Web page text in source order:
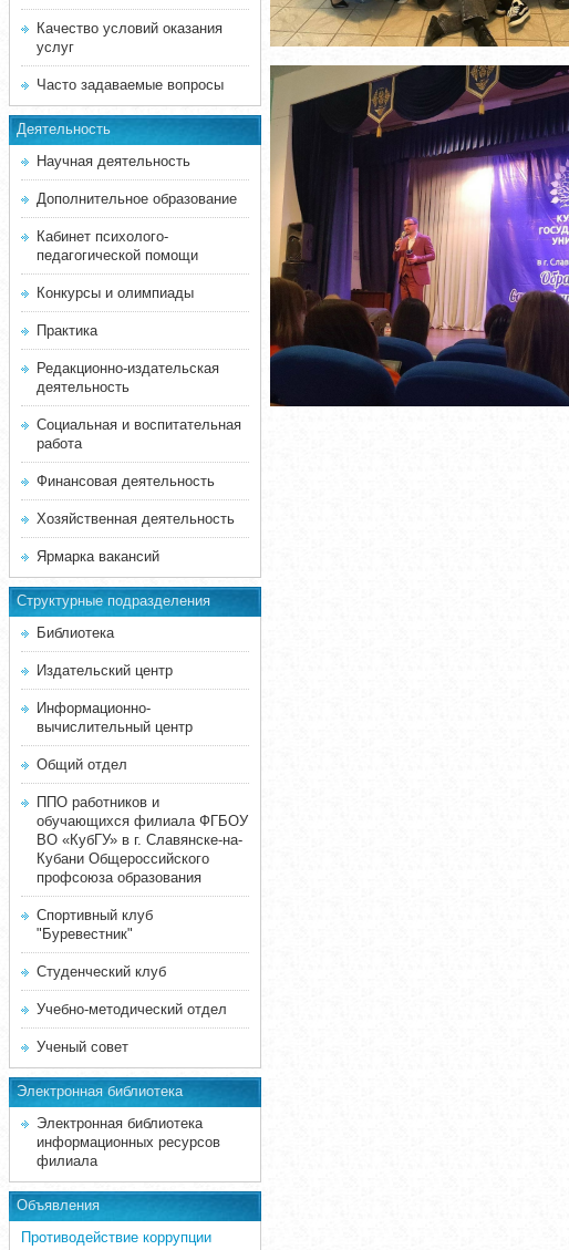
Качество условий оказания
услуг
Часто задаваемые вопросы
Деятельность
Научная деятельность
Дополнительное образование
Кабинет психолого-
педагогической помощи
Конкурсы и олимпиады
Практика
Редакционно-издательская
деятельность
Социальная и воспитательная
работа
Финансовая деятельность
Хозяйственная деятельность
Ярмарка вакансий
Структурные подразделения
Библиотека
Издательский центр
Информационно-
вычислительный центр
Общий отдел
ППО работников и
обучающихся филиала ФГБОУ
ВО «КубГУ» в г. Славянске-на-
Кубани Общероссийского
профсоюза образования
Спортивный клуб
"Буревестник"
Студенческий клуб
Учебно-методический отдел
Ученый совет
Электронная библиотека
Электронная библиотека
информационных ресурсов
филиала
Объявления
Противодействие коррупции